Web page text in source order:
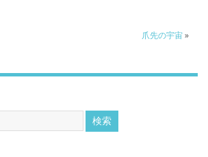
爪先の宇宙»